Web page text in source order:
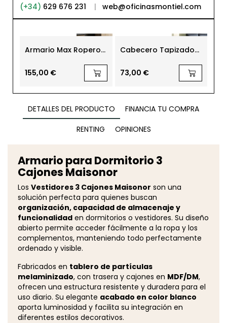
(+34) 629 676 231 | web@oficinasmontiel.com
Armario Max Ropero
Correderas 200x100
cm.
155,00 €
Cabecero Tapizado
Rodas 160 cm.
73,00 €
DETALLES DEL PRODUCTO
FINANCIA TU COMPRA
RENTING
OPINIONES
Armario para Dormitorio 3
Cajones Maisonor
Los Vestidores 3 Cajones Maisonor son una
solución perfecta para quienes buscan
organización, capacidad de almacenaje y
funcionalidad en dormitorios o vestidores. Su diseño
abierto permite acceder fácilmente a la ropa y los
complementos, manteniendo todo perfectamente
ordenado y visible.
Fabricados en tablero de partículas
melaminizado, con trasera y cajones en MDF/DM,
ofrecen una estructura resistente y duradera para el
uso diario. Su elegante acabado en color blanco
aporta luminosidad y facilita su integración en
diferentes estilos decorativos.